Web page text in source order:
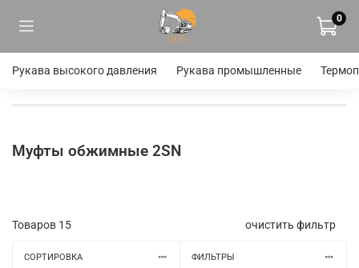
0
Рукава высокого давления Рукава промышленные
Муфты обжимные 2SN
Товаров 15 очистить фильтр
СОРТИРОВКА ФИЛЬТРЫ